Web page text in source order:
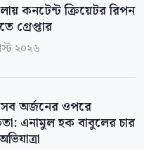
কনটেন্ট ক্রিয়েটর রিপন
গ্রেপ্তার
২০২৬
অর্জনের ওপরে
এনামুল হক বাবুলের চার